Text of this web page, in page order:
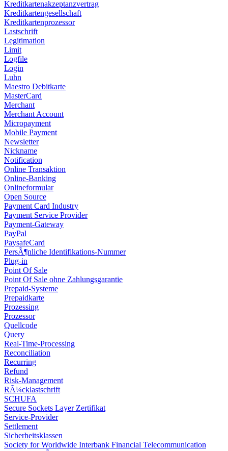
Kreditkartenakzeptanzvertrag
Kreditkartengesellschaft
Kreditkartenprozessor
Lastschrift
Legitimation
Limit
Logfile
Login
Luhn
Maestro Debitkarte
MasterCard
Merchant
Merchant Account
Micropayment
Mobile Payment
Newsletter
Nickname
Notification
Online Transaktion
Online-Banking
Onlineformular
Open Source
Payment Card Industry
Payment Service Provider
Payment-Gateway
PayPal
PaysafeCard
PersÃ¶nliche Identifikations-Nummer
Plug-in
Point Of Sale
Point Of Sale ohne Zahlungsgarantie
Prepaid-Systeme
Prepaidkarte
Prozessing
Prozessor
Quellcode
Query
Real-Time-Processing
Reconciliation
Recurring
Refund
Risk-Management
RÃ¼cklastschrift
SCHUFA
Secure Sockets Layer Zertifikat
Service-Provider
Settlement
Sicherheitsklassen
Society for Worldwide Interbank Financial Telecommunication